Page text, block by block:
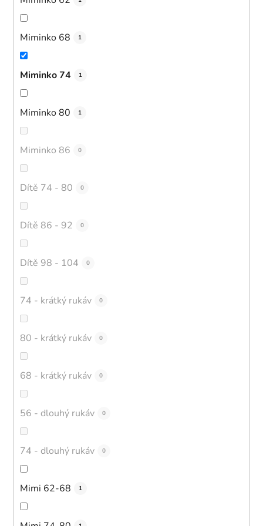
Miminko 68 1
Miminko 74 1
Miminko 80 1
Miminko 86 0
Dítě 74 - 80 0
Dítě 86 - 92 0
Dítě 98 - 104 0
74 - krátký rukáv 0
80 - krátký rukáv 0
68 - krátký rukáv 0
56 - dlouhý rukáv 0
74 - dlouhý rukáv 0
Mimi 62-68 1